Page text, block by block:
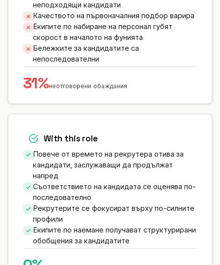
неподходящи кандидати
Качеството на първоначалния подбор варира
Екипите по набиране на персонал губят
скорост в началото на фунията
Бележките за кандидатите са
непоследователни
31%неотговорени обаждания
With this role
Повече от времето на рекрутера отива за
кандидати, заслужаващи да продължат
напред
Съответствието на кандидата се оценява по-
последователно
Рекрутерите се фокусират върху по-силните
профили
Екипите по наемане получават структурирани
обобщения за кандидатите